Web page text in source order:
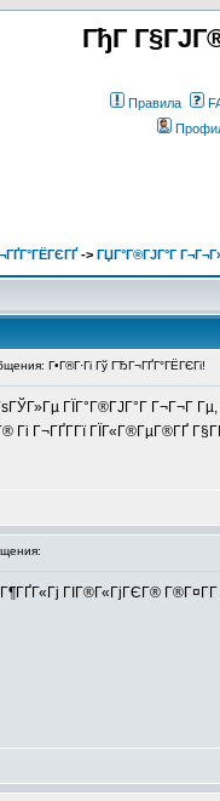
ГђГ
Правила
-> ГЏГ°Г®ГЈГ°Г
Г•Г®Г·Гі Гў ГЂГ¬ГҐГ°ГЁГЄГі!
ГЇГ°Г®ГЈГ°Г Г¬Г¬Г
Гі Г¬ГҐГ­Гї ГЇГ«Г®ГµГ®ГҐ
ГІГ®Г«ГјГЄГ®